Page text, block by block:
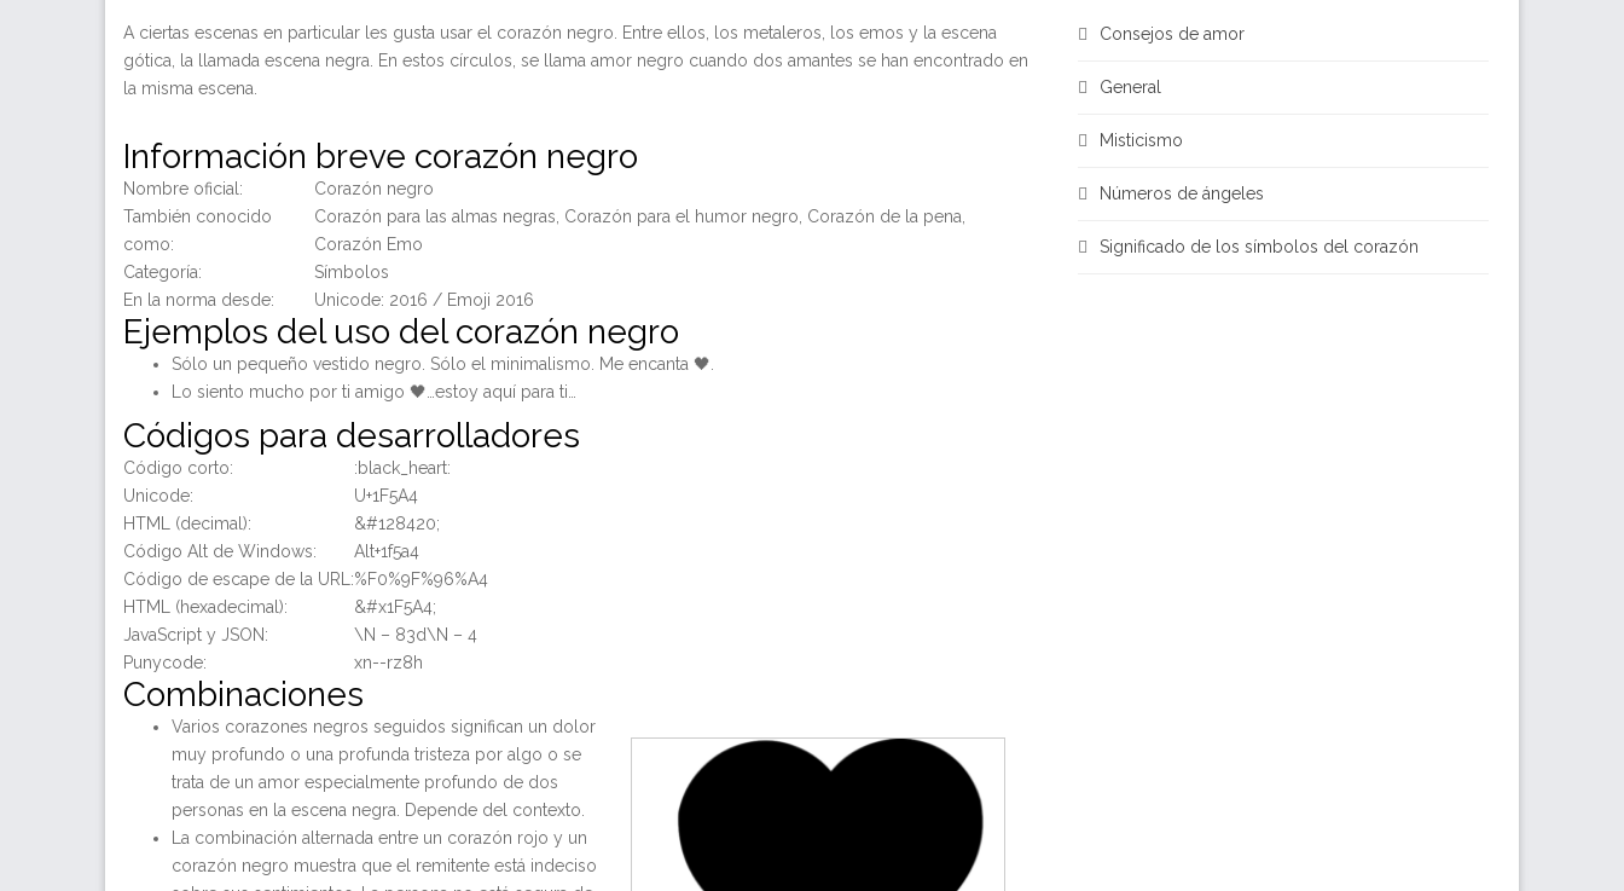
A ciertas escenas en particular les gusta usar el corazón negro. Entre ellos, los metaleros, los emos y la escena
gótica, la llamada escena negra. En estos círculos, se llama amor negro cuando dos amantes se han encontrado en
la misma escena.
Información breve corazón negro
Nombre oficial:
Corazón negro
También conocido
como:
Corazón para las almas negras, Corazón para el humor negro, Corazón de la pena,
Corazón Emo
Categoría:
Símbolos
En la norma desde:
Unicode: 2016 / Emoji 2016
Ejemplos del uso del corazón negro
Sólo un pequeño vestido negro. Sólo el minimalismo. Me encanta 🖤.
Lo siento mucho por ti amigo 🖤…estoy aquí para ti…
Códigos para desarrolladores
Código corto:
:black_heart:
Unicode:
U+1F5A4
HTML (decimal):
&#128420;
Código Alt de Windows:
Alt+1f5a4
Código de escape de la URL:%F0%9F%96%A4
HTML (hexadecimal):
&#x1F5A4;
JavaScript y JSON:
\N – 83d\N – 4
Punycode:
xn--rz8h
Combinaciones
Varios corazones negros seguidos significan un dolor
muy profundo o una profunda tristeza por algo o se
trata de un amor especialmente profundo de dos
personas en la escena negra. Depende del contexto.
La combinación alternada entre un corazón rojo y un
corazón negro muestra que el remitente está indeciso
Consejos de amor
General
Misticismo
Números de ángeles
Significado de los símbolos del corazón